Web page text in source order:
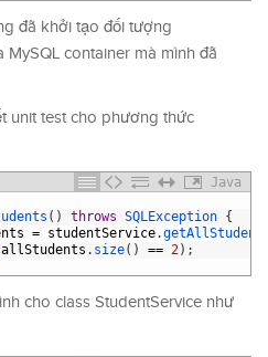
đã khởi tạo đối tượng
container mà mình đã
unit test cho phương thức
Java
( ) throws SQLException {
= studentService.
allStudents . size( ) == 2) ;
cho class StudentService như